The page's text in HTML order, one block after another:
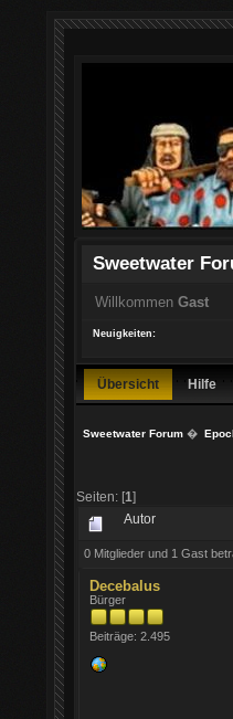
Sweetwater
Willkommen Gast
Neuigkeiten:
Übersicht Hilfe
Sweetwater Forum �
Seiten: [1]
Autor
0 Mitglieder und 1 Gast
Decebalus
Bürger
Beiträge: 2.495